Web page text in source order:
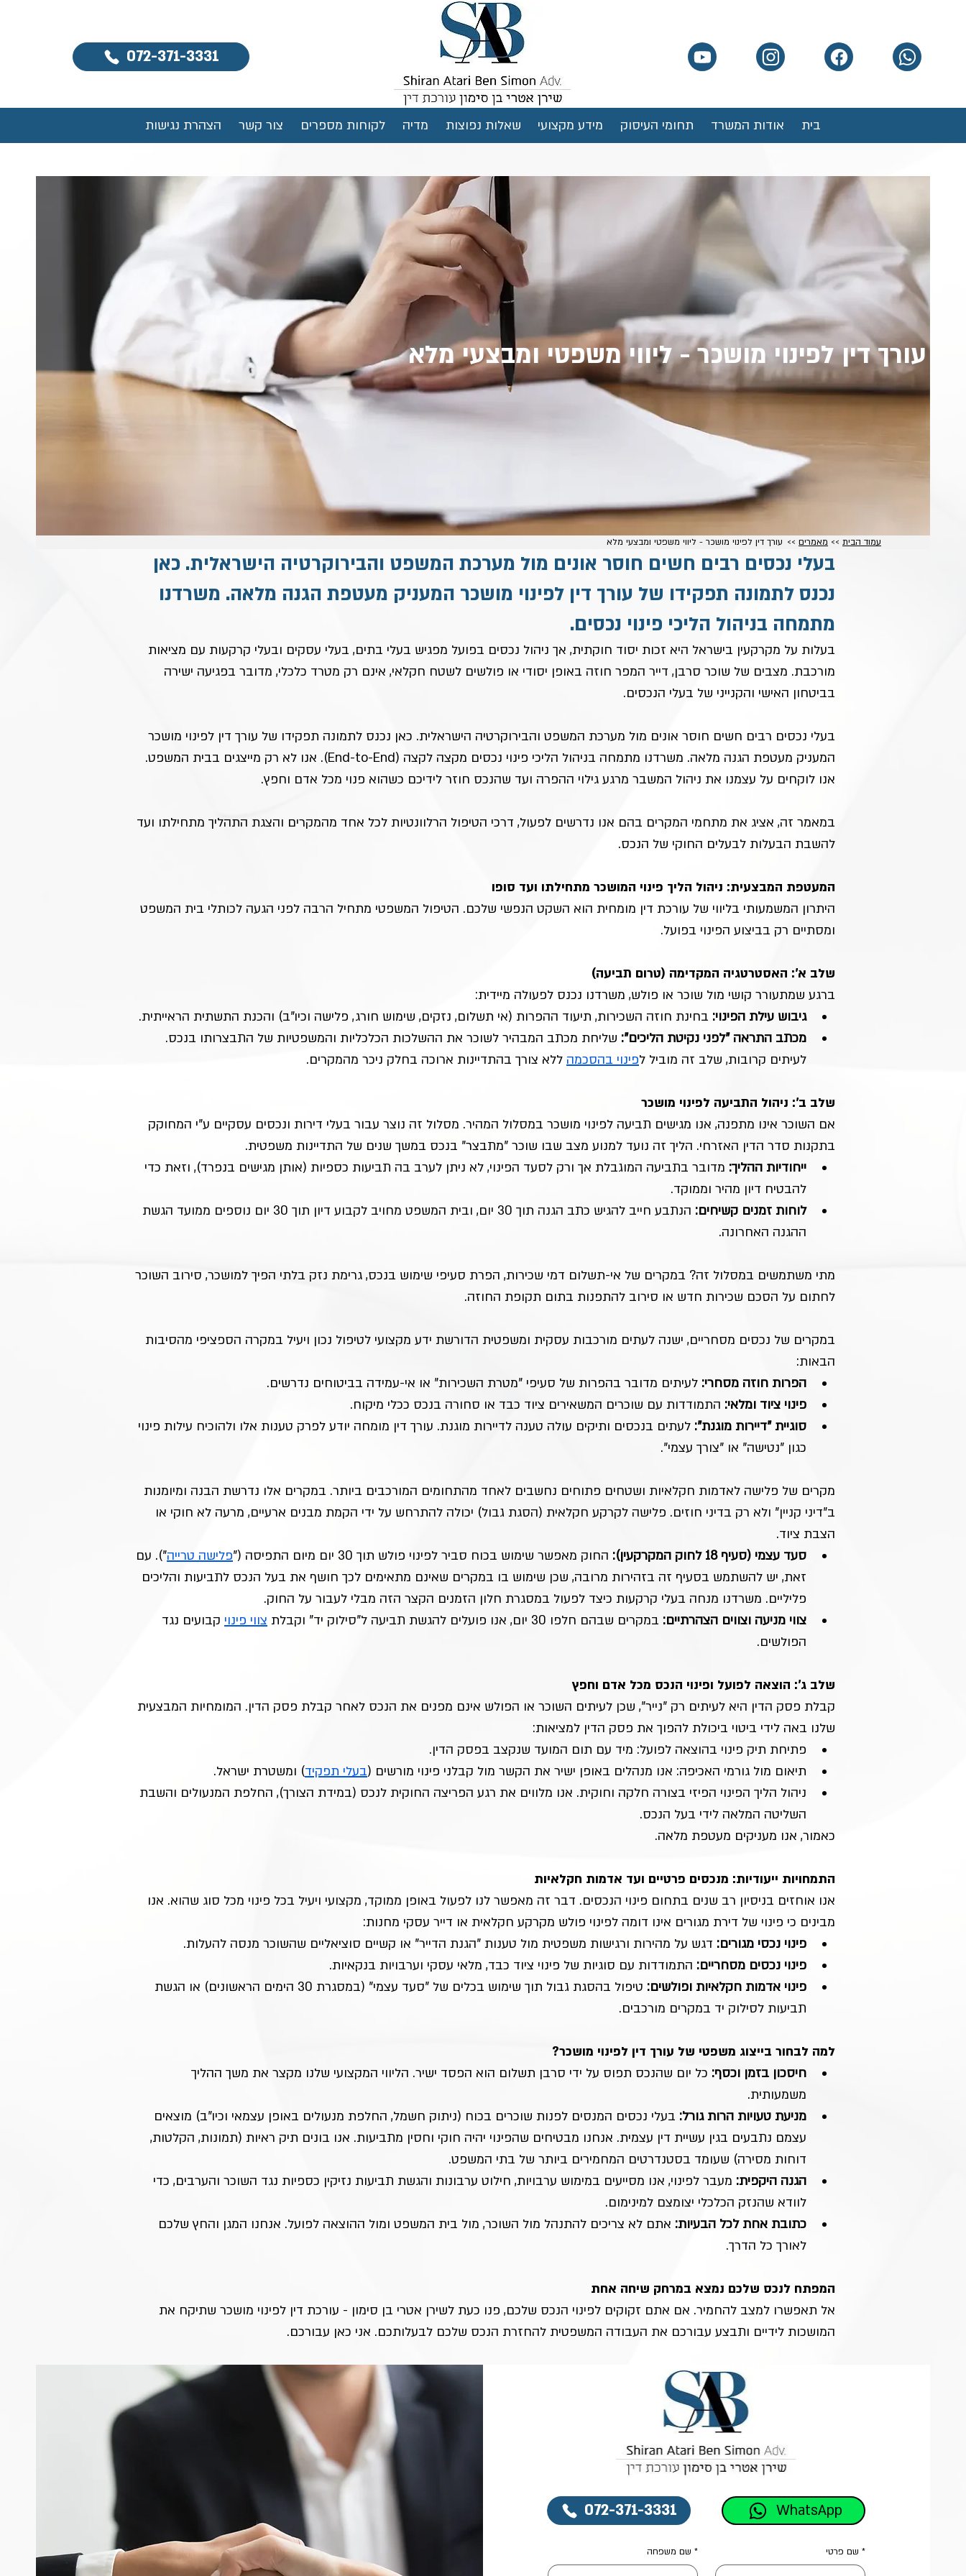
072-371-3331
בית אודות המשרד תחומי העיסוק מידע מקצועי שאלות נפוצות מדיה לקוחות מספרים צור קשר הצהרת נגישות
עורך דין לפינוי מושכר - ליווי משפטי ומבצעי מלא
עמוד הבית >> מאמרים >> עורך דין לפינוי מושכר - ליווי משפטי ומבצעי מלא
בעלי נכסים רבים חשים חוסר אונים מול מערכת המשפט והבירוקרטיה הישראלית. כאן
נכנס לתמונה תפקידו של עורך דין לפינוי מושכר המעניק מעטפת הגנה מלאה. משרדנו
מתמחה בניהול הליכי פינוי נכסים.
בעלות על מקרקעין בישראל היא זכות יסוד חוקתית, אך ניהול נכסים בפועל מפגיש בעלי בתים, בעלי עסקים ובעלי קרקעות עם מציאות
מורכבת. מצבים של שוכר סרבן, דייר המפר חוזה באופן יסודי או פולשים לשטח חקלאי, אינם רק מטרד כלכלי, מדובר בפגיעה ישירה
בביטחון האישי והקנייני של בעלי הנכסים.
בעלי נכסים רבים חשים חוסר אונים מול מערכת המשפט והבירוקרטיה הישראלית. כאן נכנס לתמונה תפקידו של עורך דין לפינוי מושכר
המעניק מעטפת הגנה מלאה. משרדנו מתמחה בניהול הליכי פינוי נכסים מקצה לקצה (End-to-End). אנו לא רק מייצגים בבית המשפט.
אנו לוקחים על עצמנו את ניהול המשבר מרגע גילוי ההפרה ועד שהנכס חוזר לידיכם כשהוא פנוי מכל אדם וחפץ.
במאמר זה, אציג את מתחמי המקרים בהם אנו נדרשים לפעול, דרכי הטיפול הרלוונטיות לכל אחד מהמקרים והצגת התהליך מתחילתו ועד
להשבת הבעלות לבעלים החוקי של הנכס.
המעטפת המבצעית: ניהול הליך פינוי המושכר מתחילתו ועד סופו
היתרון המשמעותי בליווי של עורכת דין מומחית הוא השקט הנפשי שלכם. הטיפול המשפטי מתחיל הרבה לפני הגעה לכותלי בית המשפט
ומסתיים רק בביצוע הפינוי בפועל.
שלב א': האסטרטגיה המקדימה (טרום תביעה)
ברגע שמתעורר קושי מול שוכר או פולש, משרדנו נכנס לפעולה מיידית:
גיבוש עילת הפינוי: בחינת חוזה השכירות, תיעוד ההפרות (אי תשלום, נזקים, שימוש חורג, פלישה וכיו"ב) והכנת התשתית הראייתית.
מכתב התראה "לפני נקיטת הליכים": שליחת מכתב המבהיר לשוכר את ההשלכות הכלכליות והמשפטיות של התבצרותו בנכס.
לעיתים קרובות, שלב זה מוביל לפינוי בהסכמה ללא צורך בהתדיינות ארוכה בחלק ניכר מהמקרים.
שלב ב': ניהול התביעה לפינוי מושכר
אם השוכר אינו מתפנה, אנו מגישים תביעה לפינוי מושכר במסלול המהיר. מסלול זה נוצר עבור בעלי דירות ונכסים עסקיים ע"י המחוקק
בתקנות סדר הדין האזרחי. הליך זה נועד למנוע מצב שבו שוכר "מתבצר" בנכס במשך שנים של התדיינות משפטית.
ייחודיות ההליך: מדובר בתביעה המוגבלת אך ורק לסעד הפינוי, לא ניתן לערב בה תביעות כספיות (אותן מגישים בנפרד), וזאת כדי
להבטיח דיון מהיר וממוקד.
לוחות זמנים קשיחים:
הנתבע חייב להגיש כתב הגנה תוך 30 יום, ובית המשפט מחויב לקבוע דיון תוך 30 יום נוספים ממועד הגשת
ההגנה האחרונה.
מתי משתמשים במסלול זה? במקרים של אי-תשלום דמי שכירות, הפרת סעיפי שימוש בנכס, גרימת נזק בלתי הפיך למושכר, סירוב השוכר
לחתום על הסכם שכירות חדש או סירוב להתפנות בתום תקופת החוזה.
במקרים של נכסים מסחריים, ישנה לעתים מורכבות עסקית ומשפטית הדורשת ידע מקצועי לטיפול נכון ויעיל במקרה הספציפי מהסיבות
הבאות:
הפרות חוזה מסחרי: לעיתים מדובר בהפרות של סעיפי "מטרת השכירות" או אי-עמידה בביטוחים נדרשים.
פינוי ציוד ומלאי: התמודדות עם שוכרים המשאירים ציוד כבד או סחורה בנכס ככלי מיקוח.
סוגיית "דיירות מוגנת": לעתים בנכסים ותיקים עולה טענה לדיירות מוגנת. עורך דין מומחה יודע לפרק טענות אלו ולהוכיח עילות פינוי
כגון "נטישה" או "צורך עצמי".
מקרים של פלישה לאדמות חקלאיות ושטחים פתוחים נחשבים לאחד מהתחומים המורכבים ביותר. במקרים אלו נדרשת הבנה ומיומנות
ב"דיני קניין" ולא רק בדיני חוזים. פלישה לקרקע חקלאית (הסגת גבול) יכולה להתרחש על ידי הקמת מבנים ארעיים, מרעה לא חוקי או
הצבת ציוד.
סעד עצמי (סעיף 18 לחוק המקרקעין):
החוק מאפשר שימוש בכוח סביר לפינוי פולש תוך 30 יום מיום התפיסה (" פלישה טרייה"). עם
זאת, יש להשתמש בסעיף זה בזהירות מרובה, שכן שימוש בו במקרים שאינם מתאימים לכך חושף את בעל הנכס לתביעות והליכים
פליליים. משרדנו מנחה בעלי קרקעות כיצד לפעול במסגרת חלון הזמנים הקצר הזה מבלי לעבור על החוק.
צווי מניעה וצווים הצהרתיים: במקרים שבהם חלפו 30 יום, אנו פועלים להגשת תביעה ל"סילוק יד" וקבלת צווי פינוי קבועים נגד
הפולשים.
שלב ג': הוצאה לפועל ופינוי הנכס מכל אדם וחפץ
קבלת פסק הדין היא לעיתים רק "נייר", שכן לעיתים השוכר או הפולש אינם מפנים את הנכס לאחר קבלת פסק הדין. המומחיות המבצעית
שלנו באה לידי ביטוי ביכולת להפוך את פסק הדין למציאות:
פתיחת תיק פינוי בהוצאה לפועל: מיד עם תום המועד שנקצב בפסק הדין.
תיאום מול גורמי האכיפה: אנו מנהלים באופן ישיר את הקשר מול קבלני פינוי מורשים (בעלי תפקיד) ומשטרת ישראל.
ניהול הליך הפינוי הפיזי בצורה חלקה וחוקית. אנו מלווים את רגע הפריצה החוקית לנכס (במידת הצורך), החלפת המנעולים והשבת
השליטה המלאה לידי בעל הנכס.
כאמור, אנו מעניקים מעטפת מלאה.
התמחויות ייעודיות: מנכסים פרטיים ועד אדמות חקלאיות
אנו אוחזים בניסיון רב שנים בתחום פינוי הנכסים. דבר זה מאפשר לנו לפעול באופן ממוקד, מקצועי ויעיל בכל פינוי מכל סוג שהוא. אנו
מבינים כי פינוי של דירת מגורים אינו דומה לפינוי פולש מקרקע חקלאית או דייר עסקי מחנות:
פינוי נכסי מגורים: דגש על מהירות ורגישות משפטית מול טענות "הגנת הדייר" או קשיים סוציאליים שהשוכר מנסה להעלות.
פינוי נכסים מסחריים: התמודדות עם סוגיות של פינוי ציוד כבד, מלאי עסקי וערבויות בנקאיות.
פינוי אדמות חקלאיות ופולשים:
טיפול בהסגת גבול תוך שימוש בכלים של "סעד עצמי" (במסגרת 30 הימים הראשונים) או הגשת
תביעות לסילוק יד במקרים מורכבים.
למה לבחור בייצוג משפטי של עורך דין לפינוי מושכר?
חיסכון בזמן וכסף: כל יום שהנכס תפוס על ידי סרבן תשלום הוא הפסד ישיר. הליווי המקצועי שלנו מקצר את משך ההליך
משמעותית.
מניעת טעויות הרות גורל: בעלי נכסים המנסים לפנות שוכרים בכוח (ניתוק חשמל, החלפת מנעולים באופן עצמאי וכיו"ב) מוצאים
עצמם נתבעים בגין עשיית דין עצמית. אנחנו מבטיחים שהפינוי יהיה חוקי וחסין מתביעות. אנו בונים תיק ראיות (תמונות, הקלטות,
דוחות מסירה) שעומד בסטנדרטים המחמירים ביותר של בתי המשפט.
הגנה היקפית: מעבר לפינוי, אנו מסייעים במימוש ערבויות, חילוט ערבונות והגשת תביעות נזיקין כספיות נגד השוכר והערבים, כדי
לוודא שהנזק הכלכלי יצומצם למינימום.
כתובת אחת לכל הבעיות: אתם לא צריכים להתנהל מול השוכר, מול בית המשפט ומול ההוצאה לפועל. אנחנו המגן והחץ שלכם
לאורך כל הדרך.
המפתח לנכס שלכם נמצא במרחק שיחה אחת
אל תאפשרו למצב להחמיר. אם אתם זקוקים לפינוי הנכס שלכם, פנו כעת לשירן אטרי בן סימון - עורכת דין לפינוי מושכר שתיקח את
המושכות לידיים ותבצע עבורכם את העבודה המשפטית להחזרת הנכס שלכם לבעלותכם. אני כאן עבורכם.
WhatsApp
072-371-3331
* שם פרטי * שם משפחה